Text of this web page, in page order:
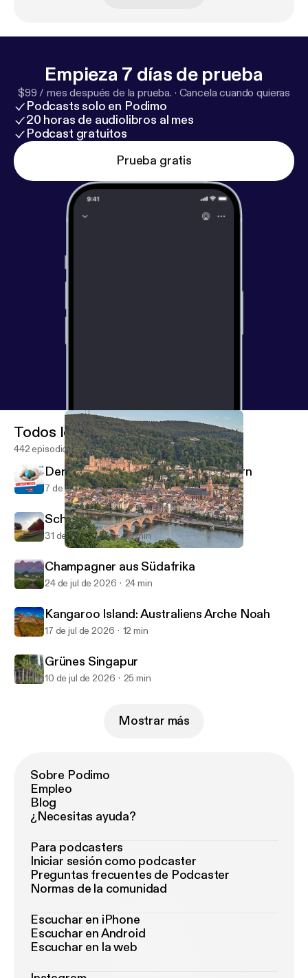
Empieza 7 días de prueba
$99 / mes después de la prueba. · Cancela cuando quieras
Podcasts solo en Podimo
20 horas de audiolibros al mes
Podcast gratuitos
Prueba gratis
Todos los episodios
442 episodios
Der Maximiliansweg im Süden Bayern
7 de ago de 2026 23 min
Schonen in Südschweden
31 de jul de 2026 25 min
Champagner aus Südafrika
24 de jul de 2026 24 min
Kangaroo Island: Australiens Arche Noah
17 de jul de 2026 12 min
Grünes Singapur
10 de jul de 2026 25 min
Mostrar más
Sobre Podimo
Empleo
Blog
¿Necesitas ayuda?
Para podcasters
Iniciar sesión como podcaster
Preguntas frecuentes de Podcaster
Normas de la comunidad
Escuchar en iPhone
Escuchar en Android
Escuchar en la web